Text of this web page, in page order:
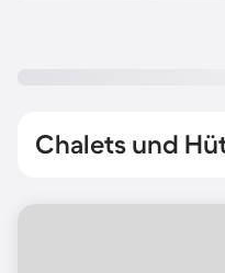
Chalets und